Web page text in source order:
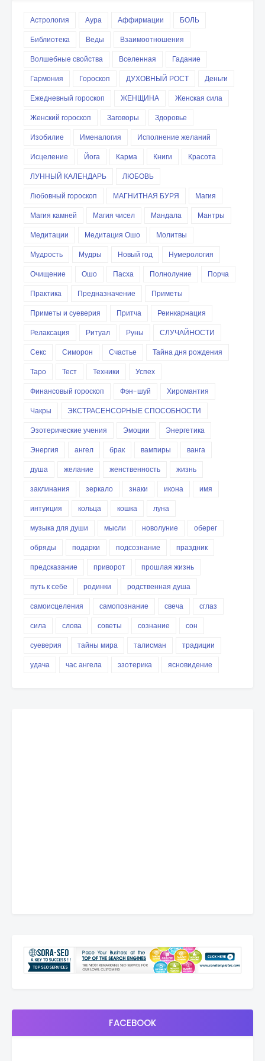
Астрология Аура Аффирмации
БОЛЬ
Библиотека
Веды
Взаимоотношения
Волшебные свойства
Вселенная
Гадание
Гармония
Гороскоп ДУХОВНЫЙ РОСТ
Деньги
Ежедневный гороскоп
ЖЕНЩИНА
Женская сила
Женский гороскоп
Заговоры
Здоровье
Изобилие
Именалогия
Исполнение желаний
Исцеление
Йога Карма Книги
Красота
ЛУННЫЙ КАЛЕНДАРЬ
ЛЮБОВЬ
Любовный гороскоп
МАГНИТНАЯ БУРЯ
Магия
Магия камней
Магия чисел Мандала
Мантры
Медитации
Медитация Ошо
Молитвы
Мудрость
Мудры Новый год
Нумерология
Очищение
Ошо Пасха Полнолуние
Порча
Практика
Предназначение
Приметы
Приметы и суеверия
Притча
Реинкарнация
Релаксация
Ритуал Руны
СЛУЧАЙНОСТИ
Секс
Симорон Счастье
Тайна дня рождения
Таро
Тест Техники
Успех
Финансовый гороскоп
Фэн-шуй
Хиромантия
Чакры
ЭКСТРАСЕНСОРНЫЕ СПОСОБНОСТИ
Эзотерические учения
Эмоции
Энергетика
Энергия
ангел брак вампиры
ванга
душа
желание женственность
жизнь
заклинания
зеркало знаки икона
имя
интуиция
кольца кошка
луна
музыка для души
мысли новолуние
оберег
обряды
подарки подсознание
праздник
предсказание
приворот
прошлая жизнь
путь к себе
родинки
родственная душа
самоисцеления
самопознание свеча
сглаз
сила
слова советы сознание
сон
суеверия
тайны мира талисман
традиции
удача
час ангела эзотерика ясновидение
FACEBOOK